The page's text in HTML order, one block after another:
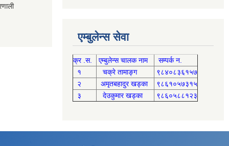
एम्बुलेन्स सेवा
क्र .स. एम्बुलेन्स चालक नाम
सम्पर्क न.
१
चक्रे तामाङ्ग
९८४०८३६१५७
२
अमृतबहादुर खड्का
९८६१०५७३१५
३
देउकुमार खड्का ९८६०५८८१२३